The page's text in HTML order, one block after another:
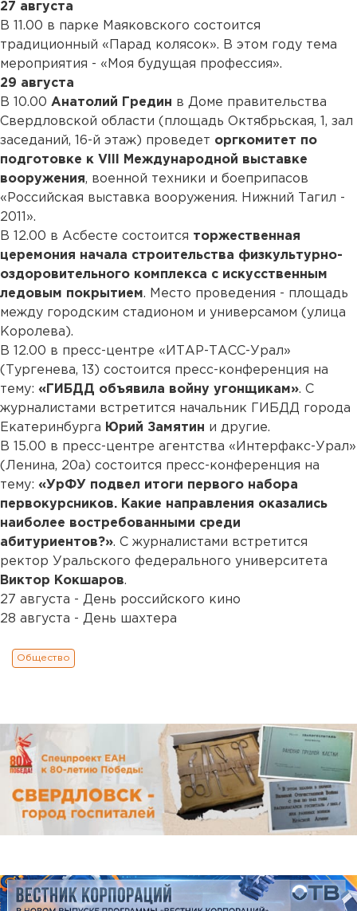
27 августа
В 11.00 в парке Маяковского состоится
традиционный «Парад колясок». В этом году тема
мероприятия - «Моя будущая профессия».
29 августа
В 10.00 Анатолий Гредин в Доме правительства
Свердловской области (площадь Октябрьская, 1, зал
заседаний, 16-й этаж) проведет оргкомитет по
подготовке к VIII Международной выставке
вооружения, военной техники и боеприпасов
«Российская выставка вооружения. Нижний Тагил -
2011».
В 12.00 в Асбесте состоится торжественная
церемония начала строительства физкультурно-
оздоровительного комплекса с искусственным
ледовым покрытием. Место проведения - площадь
между городским стадионом и универсамом (улица
Королева).
В 12.00 в пресс-центре «ИТАР-ТАСС-Урал»
(Тургенева, 13) состоится пресс-конференция на
тему: «ГИБДД объявила войну угонщикам». С
журналистами встретится начальник ГИБДД города
Екатеринбурга Юрий Замятин и другие.
В 15.00 в пресс-центре агентства «Интерфакс-Урал»
(Ленина, 20а) состоится пресс-конференция на
тему: «УрФУ подвел итоги первого набора
первокурсников. Какие направления оказались
наиболее востребованными среди
абитуриентов?». С журналистами встретится
ректор Уральского федерального университета
Виктор Кокшаров.
27 августа - День российского кино
28 августа - День шахтера
Общество